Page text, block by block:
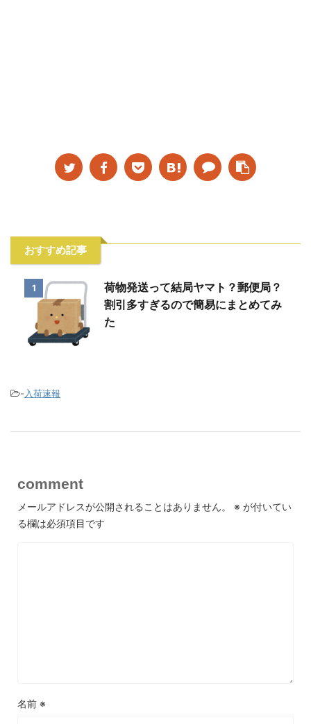
おすすめ記事
1
荷物発送って結局ヤマト？郵便局？
割引多すぎるので簡易にまとめてみ
た
- 入荷速報
comment
メールアドレスが公開されることはありません。 ※ が付いてい
る欄は必須項目です
名前 ※